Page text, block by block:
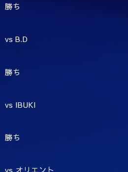
勝ち
vs B.D
勝ち
vs IBUKI
勝ち
vs オリエント